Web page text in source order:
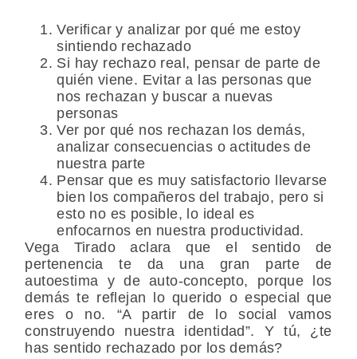
Verificar y analizar por qué me estoy
sintiendo rechazado
Si hay rechazo real, pensar de parte de
quién viene. Evitar a las personas que
nos rechazan y buscar a nuevas
personas
Ver por qué nos rechazan los demás,
analizar consecuencias o actitudes de
nuestra parte
Pensar que es muy satisfactorio llevarse
bien los compañeros del trabajo, pero si
esto no es posible, lo ideal es
enfocarnos en nuestra productividad.
Vega Tirado aclara que el sentido de
pertenencia te da una gran parte de
autoestima y de auto-concepto, porque los
demás te reflejan lo querido o especial que
eres o no. “A partir de lo social vamos
construyendo nuestra identidad”. Y tú, ¿te
has sentido rechazado por los demás?